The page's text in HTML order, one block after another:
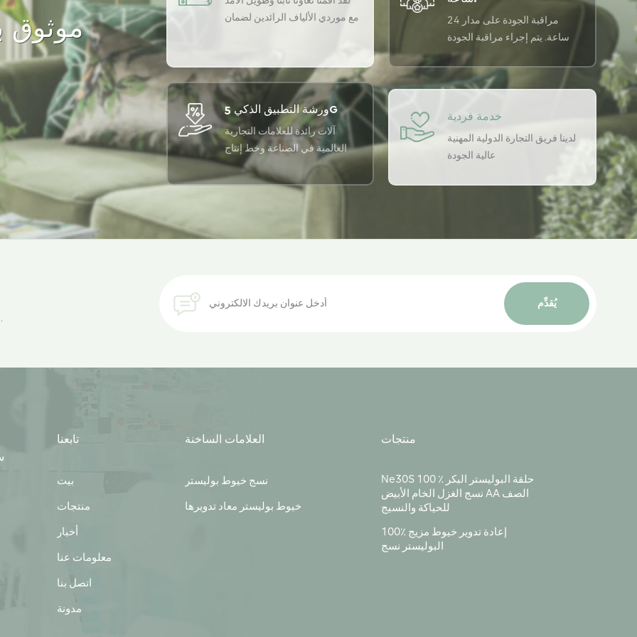
موثوق
مع موردي الألياف الرائدين لضمان
مراقبة الجودة على مدار 24
ساعة. يتم إجراء مراقبة الجودة
على مدار 24 ساعة في اليوم
باستخدام نظام ضمان الجودة
USTER لضمان اتساق الجودة لدينا.
ورشة التطبيق الذكي 5G
آلات رائدة للعلامات التجارية
العالمية في الصناعة وخط إنتاج
أوتوماتيكي بالكامل
خدمة فردية
لدينا فريق التجارة الدولية المهنية
عالية الجودة
احصل على أحدث اتجاه للألياف المعاد تدويرها في صندوق الوارد الخاص بك.
يُقدِّم
تابعنا
بيت
منتجات
أخبار
معلومات عنا
اتصل بنا
مدونة
العلامات الساخنة
نسج خيوط بوليستر
خيوط بوليستر معاد تدويرها
منتجات
Ne30S 100 ٪ حلقة البوليستر البكر
نسج الغزل الخام الأبيض AA الصف
للحياكة والنسيج
100٪ إعادة تدوير خيوط مزيج
البوليستر نسج